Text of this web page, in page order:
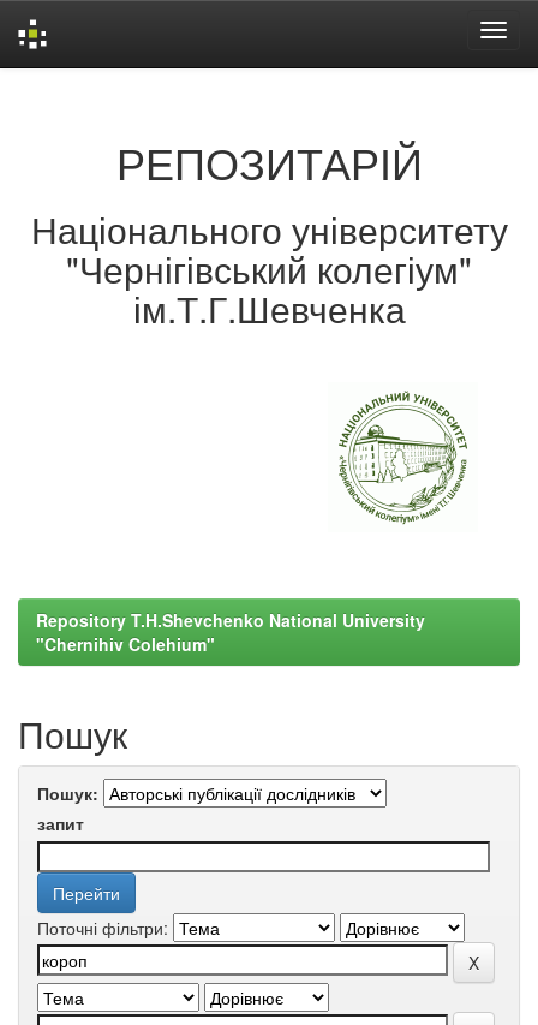
РЕПОЗИТАРІЙ
Національного університету
"Чернігівський колегіум"
ім.Т.Г.Шевченка
Repository T.H.Shevchenko National University
"Chernihiv Colehium"
Пошук
Пошук:
запит
Поточні фільтри: